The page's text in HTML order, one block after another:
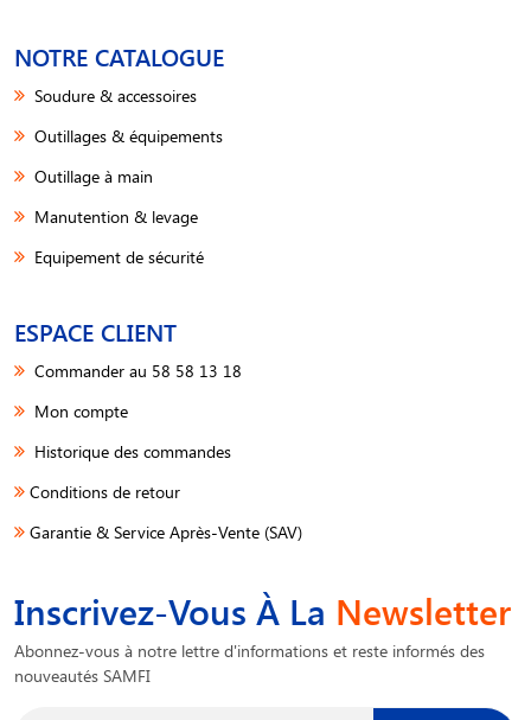
NOTRE CATALOGUE
Soudure & accessoires
Outillages & équipements
Outillage à main
Manutention & levage
Equipement de sécurité
ESPACE CLIENT
Commander au 58 58 13 18
Mon compte
Historique des commandes
Conditions de retour
Garantie & Service Après-Vente (SAV)
Inscrivez-Vous À La Newsletter
Abonnez-vous à notre lettre d'informations et reste informés des
nouveautés SAMFI